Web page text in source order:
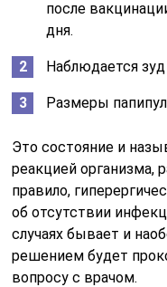
после
дня.
Наблюдается
Размеры
Это состояние и
реакцией организма,
правило,
об отсутствии
случаях бывает и
решением будет
вопросу с врачом.